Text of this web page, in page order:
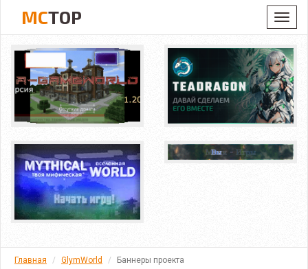
MCTOP
Главная GlymWorld Баннеры проекта